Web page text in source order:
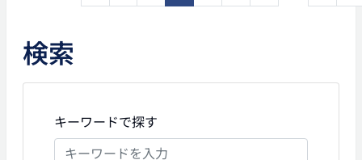
検索
キーワードで探す